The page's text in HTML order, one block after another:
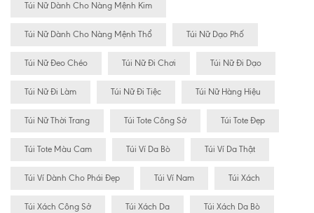
Túi Nữ Dành Cho Nàng Mệnh Kim
Túi Nữ Dành Cho Nàng Mệnh Thổ Túi Nữ Dạo Phố
Túi Nữ Đeo Chéo Túi Nữ Đi Chơi Túi Nữ Đi Dạo
Túi Nữ Đi Làm Túi Nữ Đi Tiệc Túi Nữ Hàng Hiệu
Túi Nữ Thời Trang Túi Tote Công Sở Túi Tote Đẹp
Túi Tote Màu Cam Túi Ví Da Bò Túi Ví Da Thật
Túi Ví Dành Cho Phái Đẹp Túi Ví Nam Túi Xách
Túi Xách Công Sở Túi Xách Da Túi Xách Da Bò